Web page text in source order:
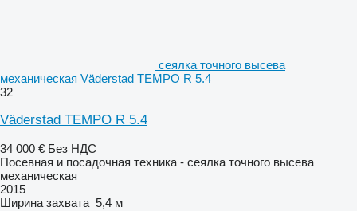
сеялка точного высева
механическая Väderstad TEMPO R 5.4
32
Väderstad TEMPO R 5.4
34 000 € Без НДС
Посевная и посадочная техника - сеялка точного высева
механическая
2015
Ширина захвата 5,4 м